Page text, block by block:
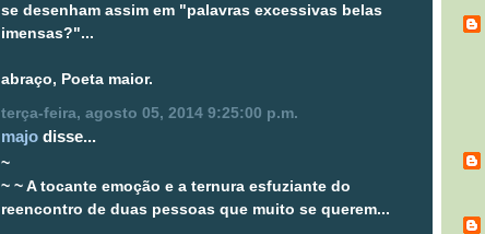
se desenham assim em "palavras excessivas belas
imensas?"...
abraço, Poeta maior.
terça-feira, agosto 05, 2014 9:25:00 p.m.
majo disse...
~
~ ~ A tocante emoção e a ternura esfuziante do
reencontro de duas pessoas que muito se querem...